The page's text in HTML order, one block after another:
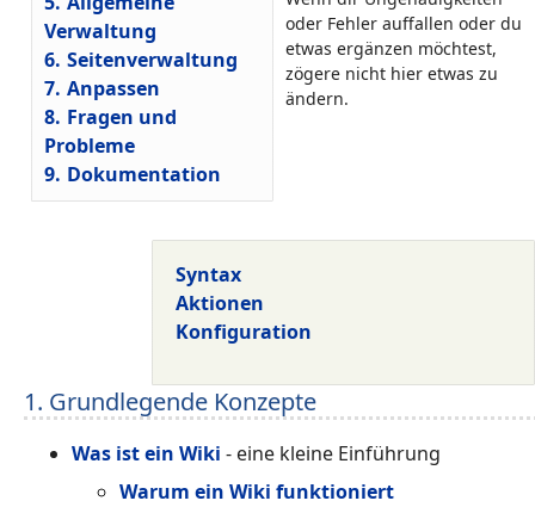
Verwaltung
6. Seitenverwaltung
7. Anpassen
8. Fragen und
Probleme
9. Dokumentation
oder Fehler auffallen oder du
etwas ergänzen möchtest,
zögere nicht hier etwas zu
ändern.
Syntax
Aktionen
Konfiguration
1. Grundlegende Konzepte
Was ist ein Wiki - eine kleine Einführung
Warum ein Wiki funktioniert